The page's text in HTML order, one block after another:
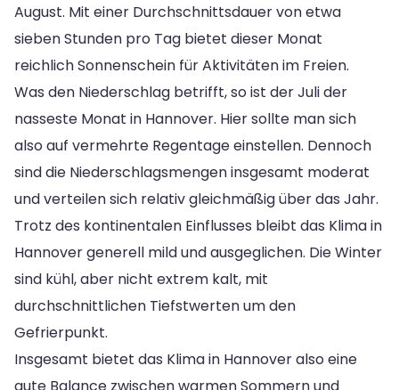
August. Mit einer Durchschnittsdauer von etwa
sieben Stunden pro Tag bietet dieser Monat
reichlich Sonnenschein für Aktivitäten im Freien.
Was den Niederschlag betrifft, so ist der Juli der
nasseste Monat in Hannover. Hier sollte man sich
also auf vermehrte Regentage einstellen. Dennoch
sind die Niederschlagsmengen insgesamt moderat
und verteilen sich relativ gleichmäßig über das Jahr.
Trotz des kontinentalen Einflusses bleibt das Klima in
Hannover generell mild und ausgeglichen. Die Winter
sind kühl, aber nicht extrem kalt, mit
durchschnittlichen Tiefstwerten um den
Gefrierpunkt.
Insgesamt bietet das Klima in Hannover also eine
gute Balance zwischen warmen Sommern und